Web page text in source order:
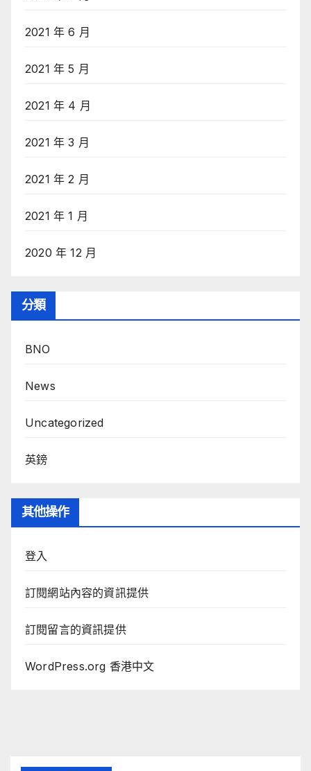
2021 年 6 月
2021 年 5 月
2021 年 4 月
2021 年 3 月
2021 年 2 月
2021 年 1 月
2020 年 12 月
分類
BNO
News
Uncategorized
英鎊
其他操作
登入
訂閱網站內容的資訊提供
訂閱留言的資訊提供
WordPress.org 香港中文